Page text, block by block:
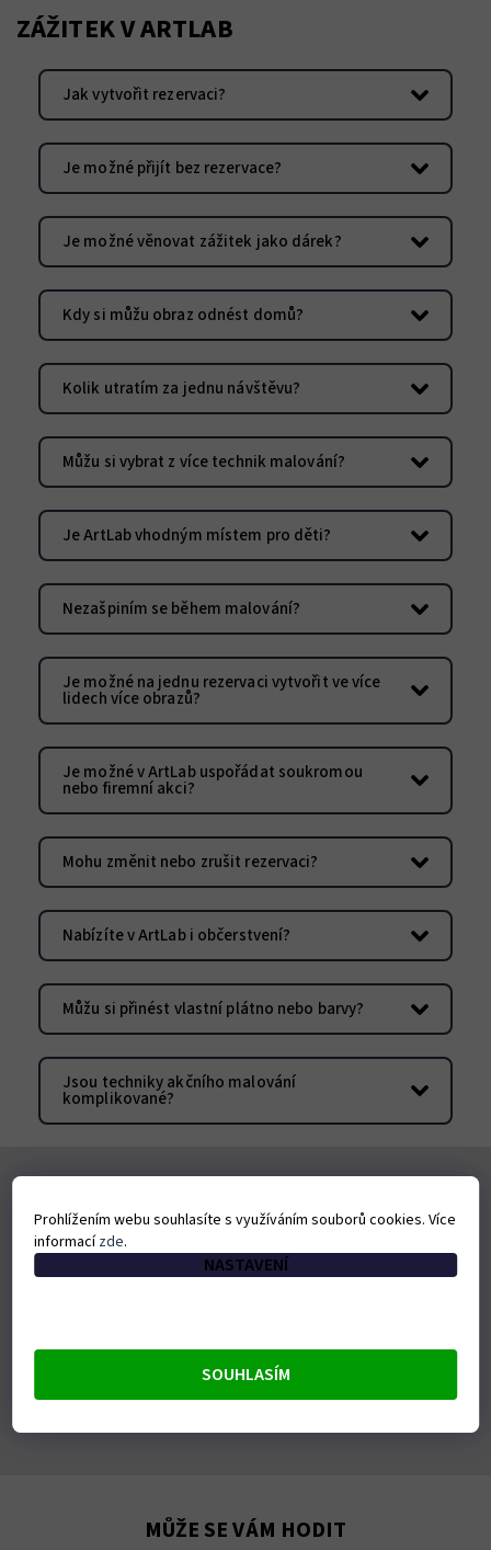
ZÁŽITEK V ARTLAB
Jak vytvořit rezervaci?
Je možné přijít bez rezervace?
Je možné věnovat zážitek jako dárek?
Kdy si můžu obraz odnést domů?
Kolik utratím za jednu návštěvu?
Můžu si vybrat z více technik malování?
Je ArtLab vhodným místem pro děti?
Nezašpiním se během malování?
Je možné na jednu rezervaci vytvořit ve více
lidech více obrazů?
Je možné v ArtLab uspořádat soukromou
nebo firemní akci?
Mohu změnit nebo zrušit rezervaci?
Nabízíte v ArtLab i občerstvení?
Můžu si přinést vlastní plátno nebo barvy?
Jsou techniky akčního malování
komplikované?
ODEBÍRAT NEWSLETTER
údajů
MŮŽE SE VÁM HODIT
Prohlížením webu souhlasíte s využíváním souborů cookies. Více
informacízde.
NASTAVENÍ
SOUHLASÍM